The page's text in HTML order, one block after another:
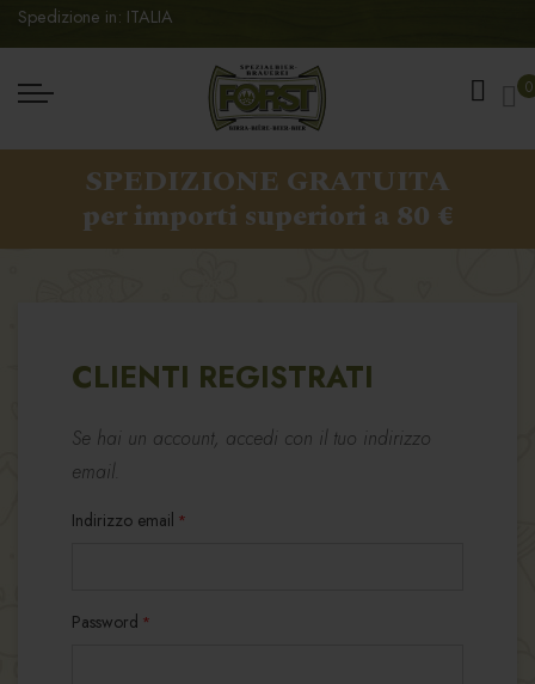
Spedizione in: ITALIA
0
SPEDIZIONE GRATUITA
per importi superiori a 80 €
CLIENTI REGISTRATI
Se hai un account, accedi con il tuo indirizzo
email.
Indirizzo email
Password